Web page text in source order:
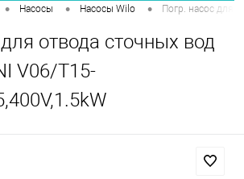
• Насосы • Насосы Wilo • Погр. насос для
отвода сточных вод
V06/T15-